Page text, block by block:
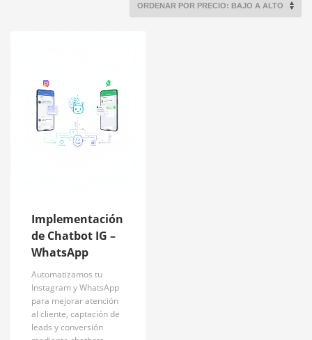
Implementación
de Chatbot IG –
WhatsApp
Automatizamos tu
Instagram y WhatsApp
para mejorar atención
al cliente, captación de
leads y conversión